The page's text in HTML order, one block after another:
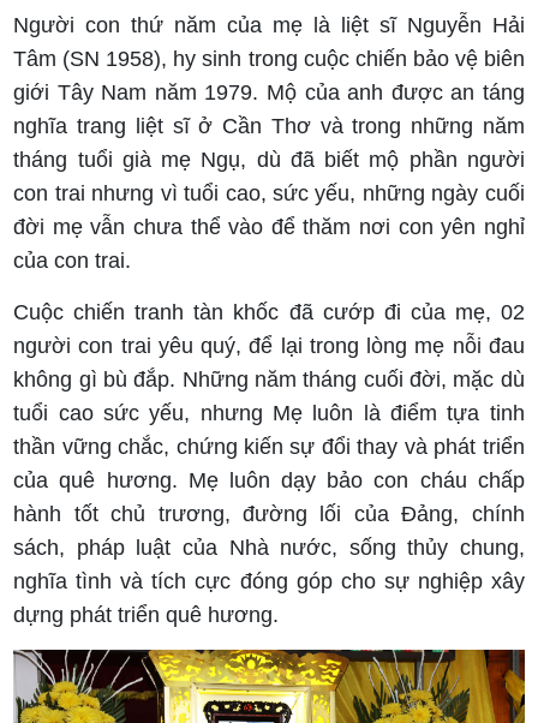
Người con thứ năm của mẹ là liệt sĩ Nguyễn Hải
Tâm (SN 1958), hy sinh trong cuộc chiến bảo vệ biên
giới Tây Nam năm 1979. Mộ của anh được an táng
nghĩa trang liệt sĩ ở Cần Thơ và trong những năm
tháng tuổi già mẹ Ngụ, dù đã biết mộ phần người
con trai nhưng vì tuổi cao, sức yếu, những ngày cuối
đời mẹ vẫn chưa thể vào để thăm nơi con yên nghỉ
của con trai.
Cuộc chiến tranh tàn khốc đã cướp đi của mẹ, 02
người con trai yêu quý, để lại trong lòng mẹ nỗi đau
không gì bù đắp. Những năm tháng cuối đời, mặc dù
tuổi cao sức yếu, nhưng Mẹ luôn là điểm tựa tinh
thần vững chắc, chứng kiến sự đổi thay và phát triển
của quê hương. Mẹ luôn dạy bảo con cháu chấp
hành tốt chủ trương, đường lối của Đảng, chính
sách, pháp luật của Nhà nước, sống thủy chung,
nghĩa tình và tích cực đóng góp cho sự nghiệp xây
dựng phát triển quê hương.